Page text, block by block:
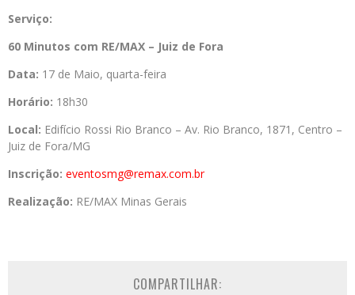
Serviço:
60 Minutos com RE/MAX – Juiz de Fora
Data: 17 de Maio, quarta-feira
Horário: 18h30
Local: Edifício Rossi Rio Branco – Av. Rio Branco, 1871, Centro –
Juiz de Fora/MG
Inscrição: eventosmg@remax.com.br
Realização: RE/MAX Minas Gerais
COMPARTILHAR: